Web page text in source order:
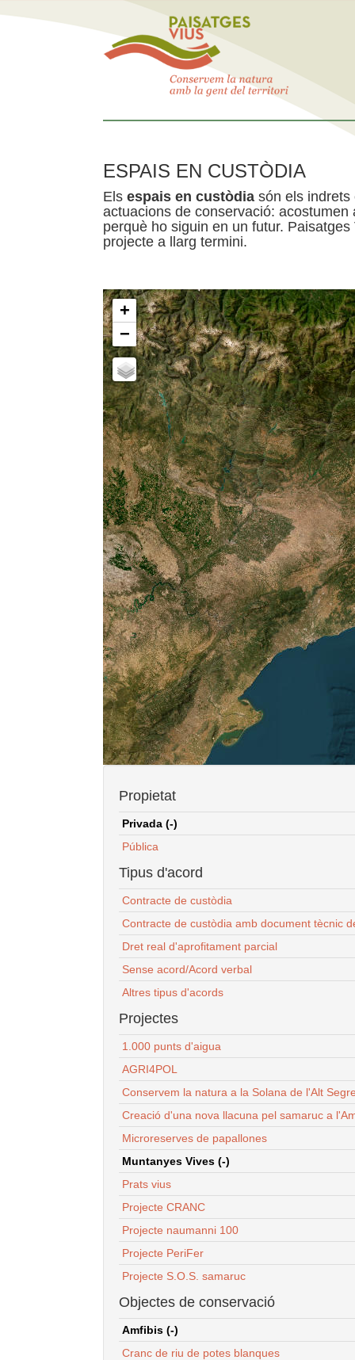
ESPAIS EN CUSTÒDIA
Els espais en custòdia són els indrets
actuacions de conservació:
perquè ho siguin en un futur.
projecte a llarg termini.
+
−
Propietat
Privada (-)
Pública
Tipus d'acord
Contracte de custòdia
Contracte de custòdia amb document tècnic
Dret real d'aprofitament parcial
Sense acord/Acord verbal
Altres tipus d'acords
Projectes
1.000 punts d'aigua
AGRI4POL
Conservem la natura a la Solana de l'Alt
Creació d'una nova llacuna pel samaruc a
Microreserves de papallones
Muntanyes Vives (-)
Prats vius
Projecte CRANC
Projecte naumanni 100
Projecte PeriFer
Projecte S.O.S. samaruc
Objectes de conservació
Amfibis (-)
Cranc de riu de potes blanques